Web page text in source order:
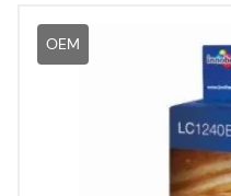
OEM